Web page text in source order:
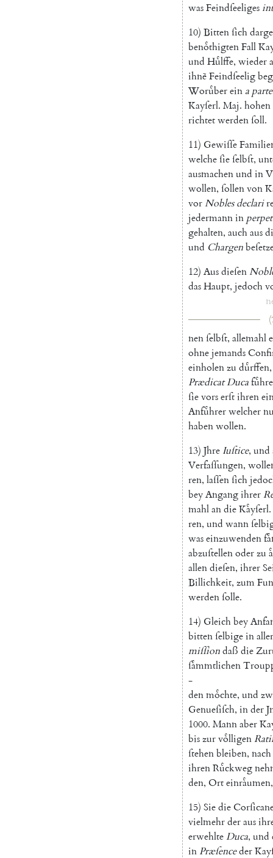
wasFeindſeeliges
10) Bittenſich
benoͤthigtenFall
und Huͤlffe, wieder
ihnẽFeindſeelig
Woruͤberein a
Kayſerl. Maj. hohen
richtetwerdenſoll.
11) Gewiſſe
welcheſieſelbſt,
ausmachenund in
wollen, ſollenvon
vorNobles declari
jedermannin
gehalten, auchaus
und Chargen
12) Ausdieſen
dasHaupt, jedoch
nenſelbſt, allemahl
ohnejemands
einholenzu duͤrffen,
PrædicatDuca
ſievorserſtihren
Anfuͤhrerwelcher
habenwollen.
13) Jhre Iuſtice, und
Verfaſſungen,
ren, laſſenſich
beyAngangihrer
mahlandieKaͤyſerl.
ren, und wann
waseinzuwenden
abzuſtellenoderzu
allendieſen, ihrer
Billichkeit, zum
werdenſolle.
14) Gleichbey
bittenſelbigeinaller
miſſiondaß die
ſaͤmmtlichen
-
denmoͤchte, und
Genueſiſch, inder
1000. Mannaber
biszurvoͤlligen
ſtehenbleiben, nach
ihrenRuͤckweg
den, Orteinraͤumen,
15) Siedie
vielmehrderaus
erwehlteDuca, und
in Præſenceder